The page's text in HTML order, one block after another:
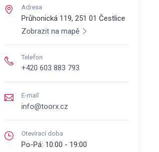
Adresa
Průhonická 119, 251 01 Čestlice
Zobrazit na mapě
Telefon
+420 603 883 793
E-mail
info@toorx.cz
Otevírací doba
Po-Pá: 10:00 - 19:00